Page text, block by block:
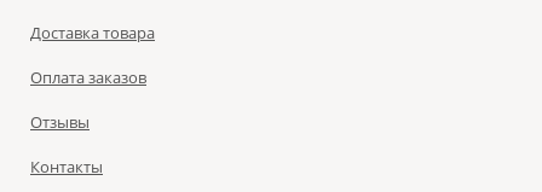
Доставка товара
Оплата заказов
Отзывы
Контакты